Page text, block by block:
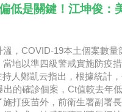
低是關鍵！江坤俊：
，COVID-19本土個案數量
地以準四級警戒實施防疫
人鄭凱云指出，根據統計
出的確診個案，Ct值較去年
打疫苗外，前衛生署副署